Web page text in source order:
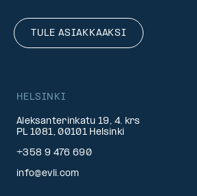
TULE ASIAKKAAKSI
HELSINKI
Aleksanterinkatu 19, 4. krs
PL 1081, 00101 Helsinki
+358 9 476 690
info@evli.com